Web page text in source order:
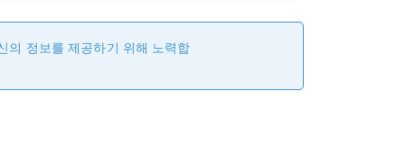
의 정보를 제공하기 위해 노력합